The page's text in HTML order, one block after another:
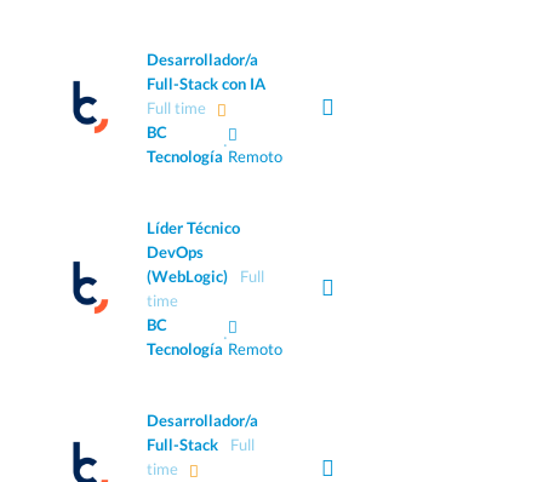
Desarrollador/a
Full-Stack con IA
Full time
BC
Tecnología
·
Remoto
Líder Técnico
DevOps
(WebLogic)
Full
time
BC
Tecnología
·
Remoto
Desarrollador/a
Full-Stack
Full
time